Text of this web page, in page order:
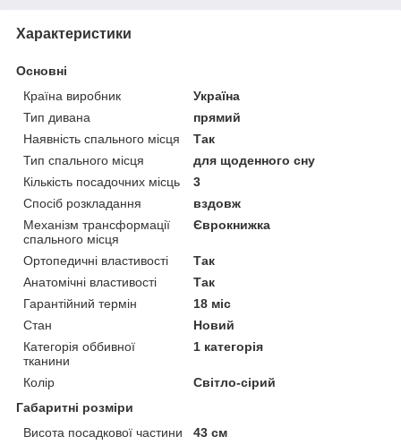
Характеристики
Основні
Країна виробник
Україна
Тип дивана
прямий
Наявність спального місця
Так
Тип спального місця
для щоденного сну
Кількість посадочних місць
3
Спосіб розкладання
вздовж
Механізм трансформації
спального місця
Єврокнижка
Ортопедичні властивості
Так
Анатомічні властивості
Так
Гарантійний термін
18 міс
Стан
Новий
Категорія оббивної
тканини
1 категорія
Колір
Світло-сірий
Габаритні розміри
Висота посадкової частини
43 см